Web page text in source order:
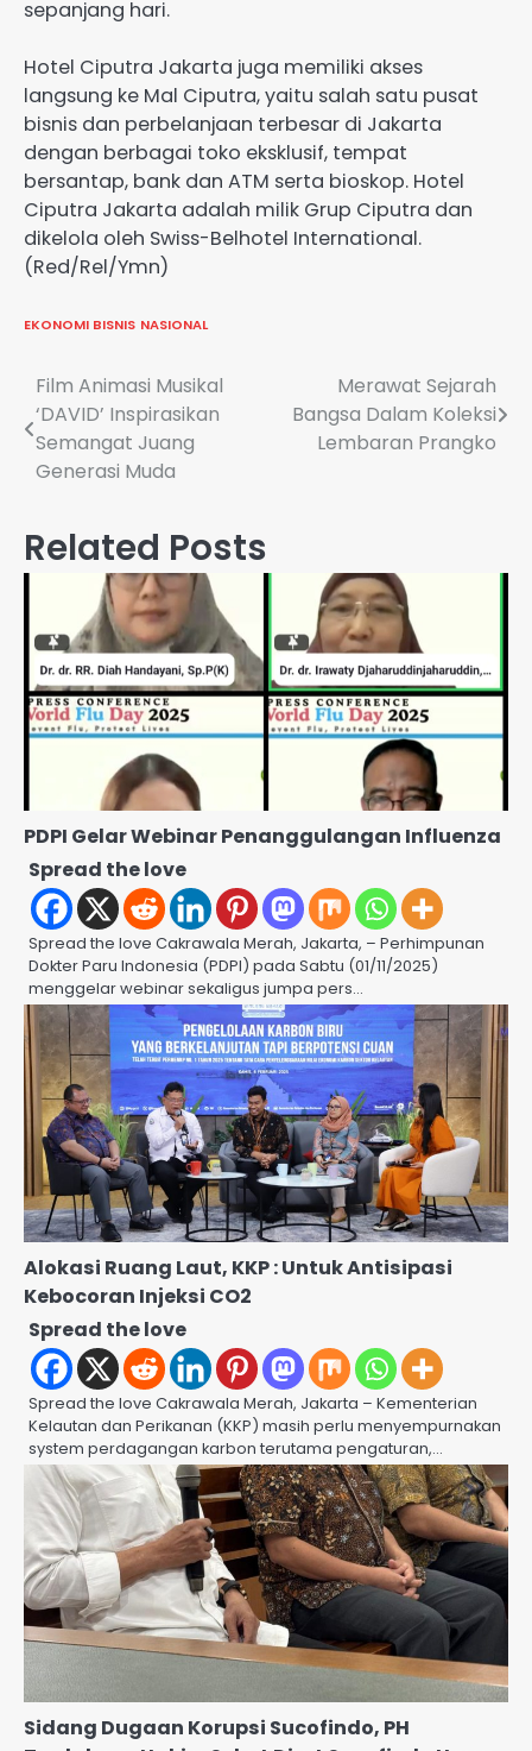
sepanjang hari.
Hotel Ciputra Jakarta juga memiliki akses
langsung ke Mal Ciputra, yaitu salah satu pusat
bisnis dan perbelanjaan terbesar di Jakarta
dengan berbagai toko eksklusif, tempat
bersantap, bank dan ATM serta bioskop. Hotel
Ciputra Jakarta adalah milik Grup Ciputra dan
dikelola oleh Swiss-Belhotel International.
(Red/Rel/Ymn)
EKONOMI BISNIS NASIONAL
Navigasi
pos
Film Animasi Musikal
‘DAVID’ Inspirasikan
Semangat Juang
Generasi Muda
Merawat Sejarah
Bangsa Dalam Koleksi
Lembaran Prangko
Related Posts
PDPI Gelar Webinar Penanggulangan Influenza
Spread the love
Spread the love Cakrawala Merah, Jakarta, – Perhimpunan
Dokter Paru Indonesia (PDPI) pada Sabtu (01/11/2025)
menggelar webinar sekaligus jumpa pers…
Alokasi Ruang Laut, KKP : Untuk Antisipasi
Kebocoran Injeksi CO2
Spread the love
Spread the love Cakrawala Merah, Jakarta – Kementerian
Kelautan dan Perikanan (KKP) masih perlu menyempurnakan
system perdagangan karbon terutama pengaturan,…
Sidang Dugaan Korupsi Sucofindo, PH